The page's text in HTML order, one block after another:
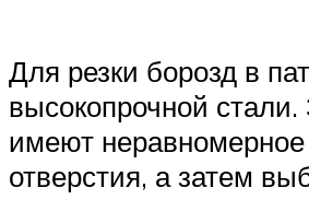
Для резки борозд в
высокопрочной
имеют
отверстия, а затем